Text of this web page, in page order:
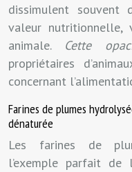
dissimulent souvent
valeur nutritionnelle,
animale. Cette
propriétaires
concernant
Farines de plumes
dénaturée
Les farines de
l’exemple parfait